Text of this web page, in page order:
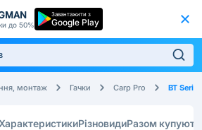
до 50%
Завантажити з
Google Play
монтаж Гачки Carp Pro BT Series
ХарактеристикиРізновидиРазом купують